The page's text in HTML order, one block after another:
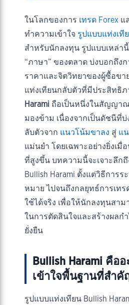
ในโลกของการ เทรด Forex แ
ทำความเข้าใจ รูปแบบแท่งเที
สำหรับนักลงทุน รูปแบบเหล่า
“ภาษา” ของตลาด บ่งบอกถึง
ราคาและจิตวิทยาของผู้ซื้อขา
แท่งเทียนกลับตัวที่มีประสิทธิภ
Harami ถือเป็นหนึ่งในสัญญา
มองข้าม เนื่องจากเป็นดัชนีที่
ลับตัวจาก แนวโน้มขาลง สู่ แ
แม่นยำ โดยเฉพาะอย่างยิ่งเมื่
ที่สูงขึ้น บทความนี้จะเจาะลึก
Bullish Harami ตั้งแต่วิธีการ
หมาย ไปจนถึงกลยุทธ์การเท
ใช้ได้จริง เพื่อให้นักลงทุนสา
ในการตัดสินใจและสร้างผลก
ยั่งยืน
Bullish Harami คือ
เข้าใจพื้นฐานที่สำคั
รูปแบบแท่งเทียน Bullish